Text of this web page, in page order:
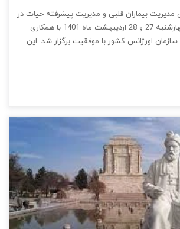
بیماران قلبی و مدیریت پیشرفته حیات در
روزهای سه شنبه و چهارشنبه 27 و 28 اردیبهشت ماه 1401 با همکاری
اورژانس کشور با موفقیت برگزار شد. این
شد ، مدیریت پایه و پیشرفته بیماران قلبی و
از جمله عناوین مطالب آموزشی روز اول این دوره
مورد بحث و آموزش در روز دوم این برنامه آموزشی
بودند.تعطیلی ناگهانی و برنامه ریزی نشده روز 27 اردیبهشت ماه در شهر
تهران از نکات چالش برانگیز این دوره بود . این برنامه با دارا بودن 6 امتیاز
موضوعات حیاتی مطرح شده در آن ، مورد توجه و
قرار گرفت.